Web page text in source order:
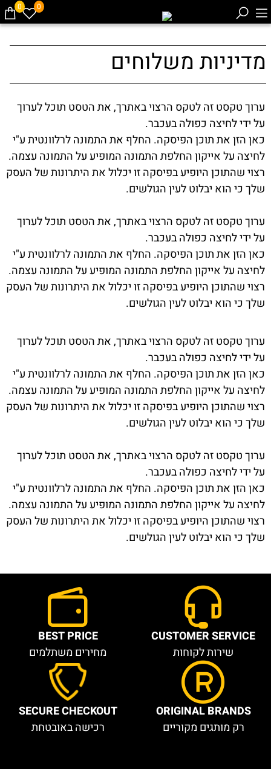
0 0
מדיניות משלוחים
ערוך טקסט זה לטקס הרצוי באתרך, את הטסט תוכל לערוך
על ידי לחיצה כפולה בעכבר.
כאן הזן את תוכן הפיסקה. החלף את התמונה לרלוונטית ע"י
לחיצה על אייקון החלפת התמונה המופיע על התמונה עצמה.
רצוי שהתוכן היופיע בפיסקה זו יכלול את היתרונות של העסק
שלך כי הוא יבלוט לעין הגולשים.
ערוך טקסט זה לטקס הרצוי באתרך, את הטסט תוכל לערוך
על ידי לחיצה כפולה בעכבר.
כאן הזן את תוכן הפיסקה. החלף את התמונה לרלוונטית ע"י
לחיצה על אייקון החלפת התמונה המופיע על התמונה עצמה.
רצוי שהתוכן היופיע בפיסקה זו יכלול את היתרונות של העסק
שלך כי הוא יבלוט לעין הגולשים.
ערוך טקסט זה לטקס הרצוי באתרך, את הטסט תוכל לערוך
על ידי לחיצה כפולה בעכבר.
כאן הזן את תוכן הפיסקה. החלף את התמונה לרלוונטית ע"י
לחיצה על אייקון החלפת התמונה המופיע על התמונה עצמה.
רצוי שהתוכן היופיע בפיסקה זו יכלול את היתרונות של העסק
שלך כי הוא יבלוט לעין הגולשים.
ערוך טקסט זה לטקס הרצוי באתרך, את הטסט תוכל לערוך
על ידי לחיצה כפולה בעכבר.
כאן הזן את תוכן הפיסקה. החלף את התמונה לרלוונטית ע"י
לחיצה על אייקון החלפת התמונה המופיע על התמונה עצמה.
רצוי שהתוכן היופיע בפיסקה זו יכלול את היתרונות של העסק
שלך כי הוא יבלוט לעין הגולשים.
CUSTOMER SERVICE
שירות לקוחות
BEST PRICE
מחירים משתלמים
ORIGINAL BRANDS
רק מותגים מקוריים
SECURE CHECKOUT
רכישה באובטחת